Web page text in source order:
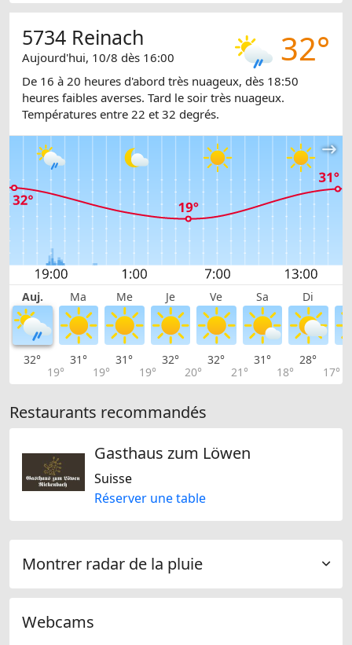
32°
5734 Reinach
Aujourd'hui, 10/8 dès 16:00
De 16 à 20 heures d'abord très nuageux, dès 18:50
heures faibles averses. Tard le soir très nuageux.
Températures entre 22 et 32 degrés.
Auj. Ma Me Je Ve Sa Di
32°
19°
31°
19°
31°
19°
32°
20°
32°
21°
31°
18°
28°
17°
Restaurants recommandés
Gasthaus zum Löwen
Suisse
Réserver une table
Montrer radar de la pluie
Webcams